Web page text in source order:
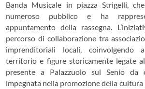
Banda Musicale in piazza Strigelli,
numeroso pubblico e ha
appuntamento della rassegna.
percorso di collaborazione tra
imprenditoriali locali, coinvolgendo
territorio e figure storicamente legate
presente a Palazzuolo sul Senio
impegnata nella promozione della cultura